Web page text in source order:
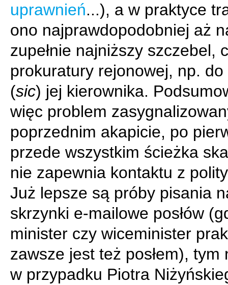
uprawnień...), a w praktyce
ono najprawdopodobniej aż
zupełnie najniższy szczebel,
prokuratury rejonowej, np.
(sic) jej kierownika.
więc problem
poprzednim akapicie, po
przede wszystkim ścieżka
nie zapewnia kontaktu z
Już lepsze są próby pisania
skrzynki e-mailowe posłów
minister czy wiceminister
zawsze jest też posłem), tym
w przypadku Piotra